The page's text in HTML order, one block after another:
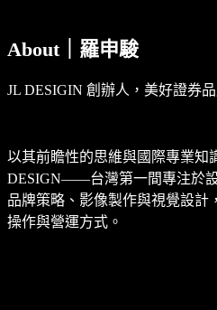
About｜羅申駿
JL DESIGIN 創辦人，美好證券品
以其前瞻性的思維與國際專業知
DESIGN——台灣第一間專注於
品牌策略、影像製作與視覺設計
操作與營運方式。